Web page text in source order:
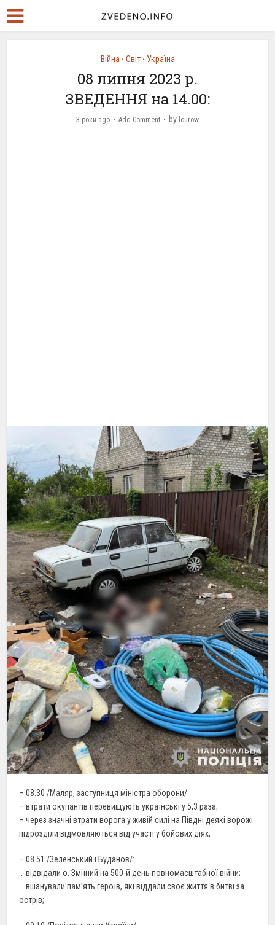
Війна • Світ • Україна
08 липня 2023 р.
ЗВЕДЕННЯ на 14.00:
3 роки ago Add Comment by lourow
– 08.30 /Маляр, заступниця міністра оборони/:
– втрати окупантів перевищують українські у 5,3 раза;
– через значні втрати ворога у живій силі на Півдні деякі ворожі
підрозділи відмовляються від участі у бойових діях;
– 08.51 /Зеленський і Буданов/:
… відвідали о. Зміїний на 500-й день повномасштабної війни;
… вшанували памʼять героїв, які віддали своє життя в битві за
острів;